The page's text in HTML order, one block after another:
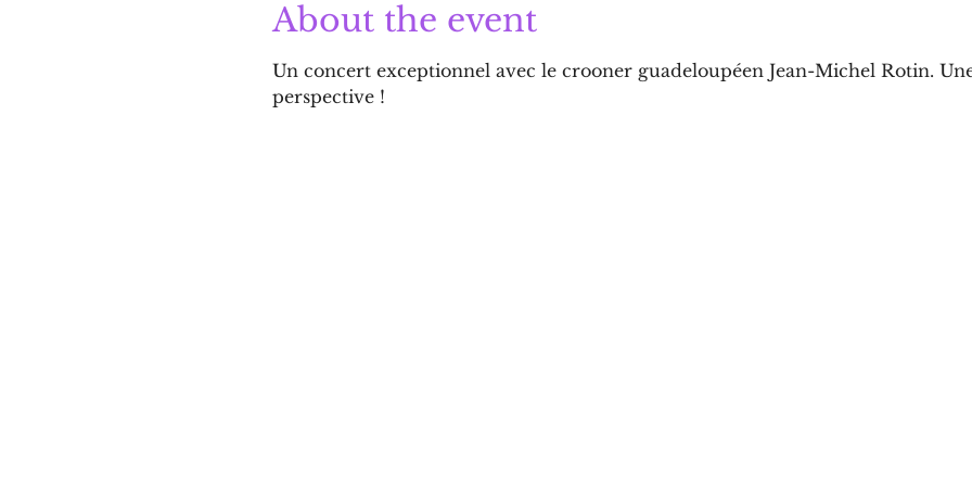
About the event
Un concert exceptionnel avec le crooner guadeloupéen Jean-Michel Rotin.
perspective !